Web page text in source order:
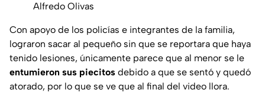
Alfredo Olivas
Con apoyo de los policías e integrantes de la familia,
lograron sacar al pequeño sin que se reportara que haya
tenido lesiones, únicamente parece que al menor se le
entumieron sus piecitos debido a que se sentó y quedó
atorado, por lo que se ve que al final del video llora.